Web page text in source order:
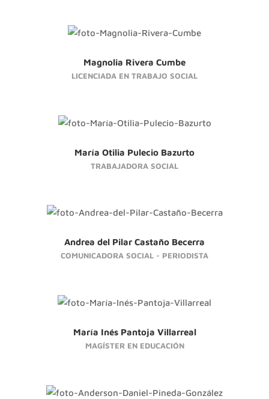
Magnolia Rivera Cumbe
LICENCIADA EN TRABAJO SOCIAL
María Otilia Pulecio Bazurto
TRABAJADORA SOCIAL
Andrea del Pilar Castaño Becerra
COMUNICADORA SOCIAL - PERIODISTA
María Inés Pantoja Villarreal
MAGÍSTER EN EDUCACIÓN